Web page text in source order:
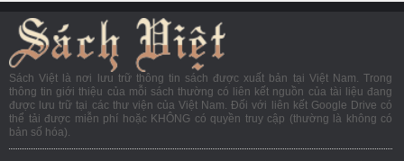
Sách Việt là nơi lưu trữ thông tin sách được xuất bản tại Việt Nam. Trong
thông tin giới thiệu của mỗi sách thường có liên kết nguồn của tài liệu đang
được lưu trữ tại các thư viện của Việt Nam. Đối với liên kết Google Drive có
thể tải được miễn phí hoặc KHÔNG có quyền truy cập (thường là không có
bản số hóa).